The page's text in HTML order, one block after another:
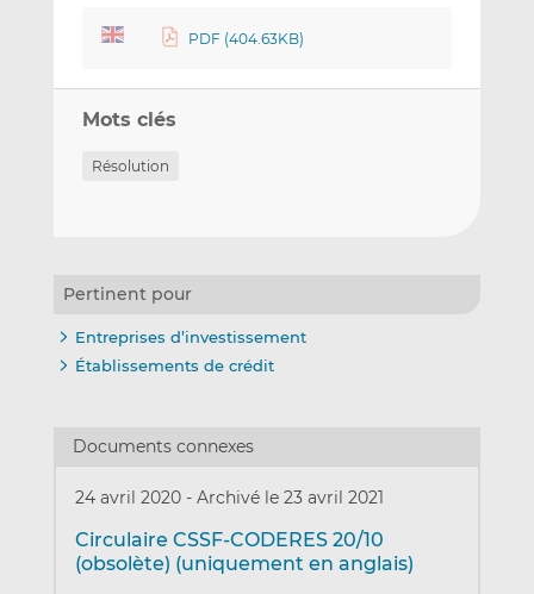
PDF (404.63KB)
Mots clés
Résolution
Pertinent pour
Entreprises d’investissement
Établissements de crédit
Documents connexes
24 avril 2020 - Archivé le 23 avril 2021
Circulaire CSSF-CODERES 20/10
(obsolète) (uniquement en anglais)